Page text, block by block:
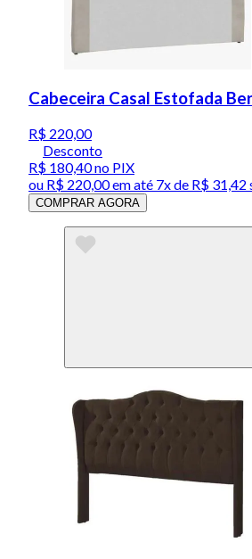
Cabeceira Casal Estofada
R$ 220,00
Desconto
R$ 180,40no PIX
ou R$ 220,00em até 7x de R$ 31,42
COMPRAR AGORA